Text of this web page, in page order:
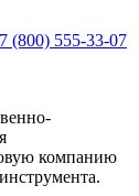
(800) 555-33-07
компанию